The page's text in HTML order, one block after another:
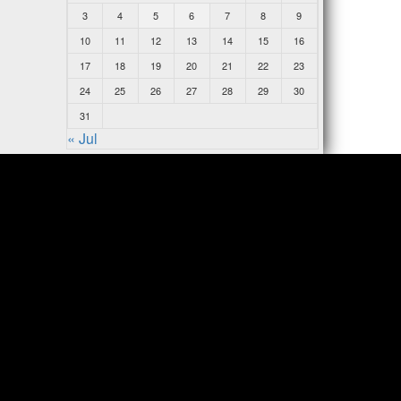
3
4 5 6 7 8
9
10
11 12 13 14 15
16
17
18 19 20 21 22
23
24
25 26 27 28 29
30
31
« Jul